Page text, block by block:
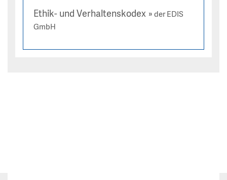
Ethik- und Verhaltenskodex
der EDIS
GmbH